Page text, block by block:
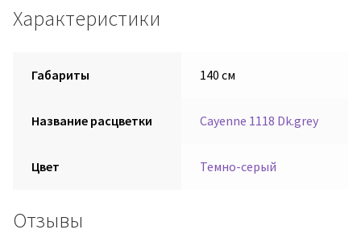
Характеристики
Габариты 140 см
Название расцветки Cayenne 1118 Dk.grey
Цвет Темно-серый
Отзывы